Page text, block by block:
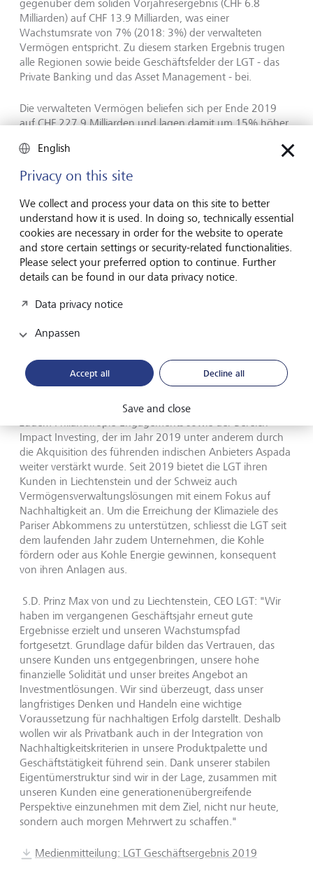
gegenüber dem soliden Vorjahresergebnis (CHF 6.8
Milliarden) auf CHF 13.9 Milliarden, was einer
Wachstumsrate von 7% (2018: 3%) der verwalteten
Vermögen entspricht. Zu diesem starken Ergebnis trugen
alle Regionen sowie beide Geschäftsfelder der LGT - das
Private Banking und das Asset Management - bei.
Die verwalteten Vermögen beliefen sich per Ende 2019
auf CHF 227.9 Milliarden und lagen damit um 15% höher
Netto-Neugeldzuflüssen auf eine positive
Marktperformance zurückzuführen.
Strategie und Ausblick
Die LGT wird sich auch in Zukunft darauf konzentrieren,
effiziente Dienstleistungen zu erbringen und ihren Kunden
eine umfassende Palette an Anlageklassen und -lösungen
Unternehmensphilosophie, die auf eine nachhaltige
hat die LGT seit Jahren ihr Angebot an ökologisch wie
Bereits seit 2009 verfügt die LGT über nachhaltige Aktien-
und Anleihenfonds, und 2017 hat sie ein umfassendes
ETFs eingeführt. Wichtige Bestandteile ihres Angebots sind
zudem Philanthropie-Engagements sowie der Bereich
Impact Investing, der im Jahr 2019 unter anderem durch
die Akquisition des führenden indischen Anbieters Aspada
weiter verstärkt wurde. Seit 2019 bietet die LGT ihren
Kunden in Liechtenstein und der Schweiz auch
Vermögensverwaltungslösungen mit einem Fokus auf
Nachhaltigkeit an. Um die Erreichung der Klimaziele des
Pariser Abkommens zu unterstützen, schliesst die LGT seit
dem laufenden Jahr zudem Unternehmen, die Kohle
fördern oder aus Kohle Energie gewinnen, konsequent
von ihren Anlagen aus.
S.D. Prinz Max von und zu Liechtenstein, CEO LGT: "Wir
haben im vergangenen Geschäftsjahr erneut gute
Ergebnisse erzielt und unseren Wachstumspfad
fortgesetzt. Grundlage dafür bilden das Vertrauen, das
unsere Kunden uns entgegenbringen, unsere hohe
finanzielle Solidität und unser breites Angebot an
Investmentlösungen. Wir sind überzeugt, dass unser
langfristiges Denken und Handeln eine wichtige
Voraussetzung für nachhaltigen Erfolg darstellt. Deshalb
wollen wir als Privatbank auch in der Integration von
Nachhaltigkeitskriterien in unsere Produktpalette und
Geschäftstätigkeit führend sein. Dank unserer stabilen
Eigentümer­struktur sind wir in der Lage, zusammen mit
unseren Kunden eine generationenübergreifende
Perspektive einzunehmen mit dem Ziel, nicht nur heute,
sondern auch morgen Mehrwert zu schaffen."
Medienmitteilung: LGT Geschäftsergebnis 2019
English
Privacy on this site
We collect and process your data on this site to better
understand how it is used. In doing so, technically essential
cookies are necessary in order for the website to operate
and store certain settings or security-related functionalities.
Please select your preferred option to continue. Further
details can be found in our data privacy notice.
Data privacy notice
Anpassen
Accept all Decline all
Save and close